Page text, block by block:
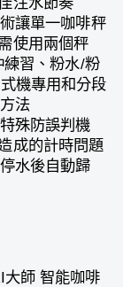
讓單一咖啡秤
使用兩個秤
習、粉水/粉
機專用和分段
法
特殊防誤判機
成的計時問題
水後自動歸
大師 智能咖啡